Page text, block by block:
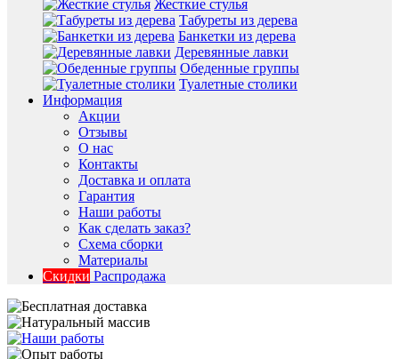
Жесткие стулья
Табуреты из дерева
Банкетки из дерева
Деревянные лавки
Обеденные группы
Туалетные столики
Информация
Акции
Отзывы
О нас
Контакты
Доставка и оплата
Гарантия
Наши работы
Как сделать заказ?
Схема сборки
Материалы
Скидки Распродажа